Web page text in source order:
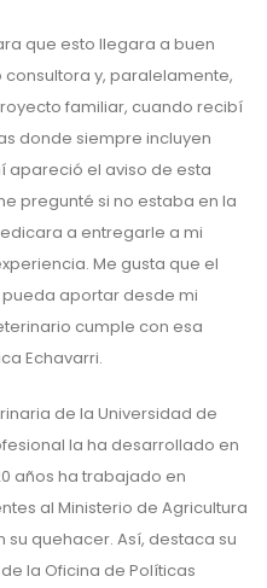
que esto llegara a buen
y, paralelamente,
familiar, cuando recibí
donde siempre incluyen
apareció el aviso de esta
pregunté si no estaba en la
a entregarle a mi
Me gusta que el
aportar desde mi
cumple con esa
Echavarri.
de la Universidad de
la ha desarrollado en
años ha trabajado en
al Ministerio de Agricultura
quehacer. Así, destaca su
la Oficina de Políticas